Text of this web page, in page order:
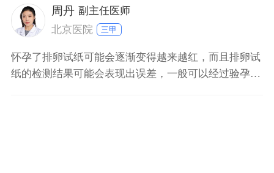
周丹 副主任医师
北京医院
三甲
怀孕了排卵试纸可能会逐渐变得越来越红，而且排卵试
纸的检测结果可能会表现出误差，一般可以经过验孕棒